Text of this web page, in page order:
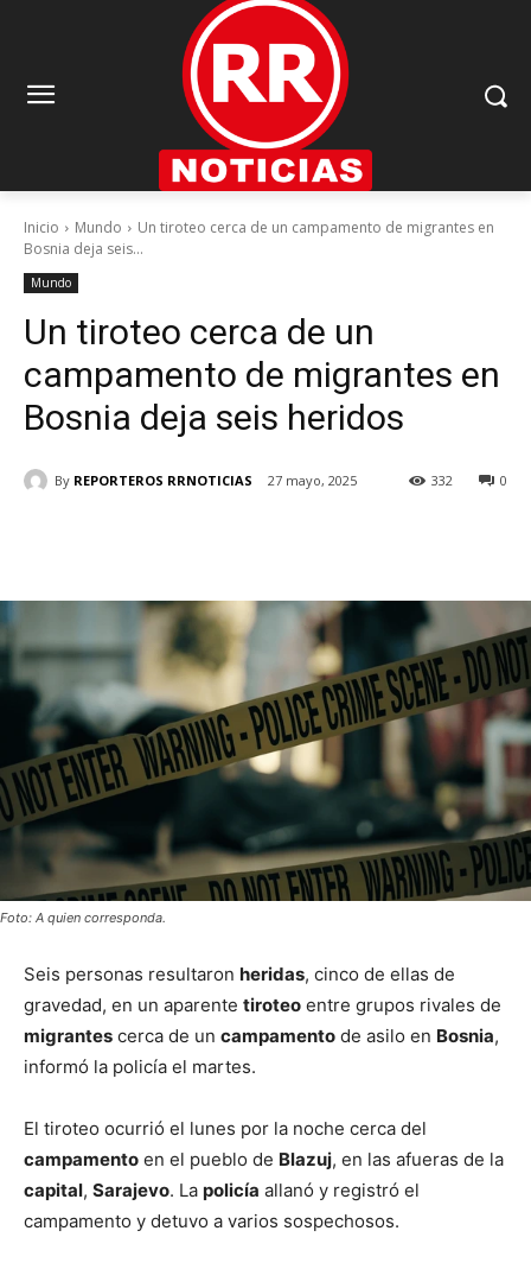
Inicio Mundo
Un tiroteo cerca de un campamento de migrantes en
Bosnia deja seis...
Mundo
Un tiroteo cerca de un
campamento de migrantes en
Bosnia deja seis heridos
By REPORTEROS RRNOTICIAS 27 mayo, 2025 0
332
Foto: A quien corresponda.
Seis personas resultaron heridas, cinco de ellas de
gravedad, en un aparente tiroteo entre grupos rivales de
migrantes cerca de un campamento de asilo en Bosnia,
informó la policía el martes.
El tiroteo ocurrió el lunes por la noche cerca del
campamento en el pueblo de Blazuj, en las afueras de la
capital, Sarajevo. La policía allanó y registró el
campamento y detuvo a varios sospechosos.